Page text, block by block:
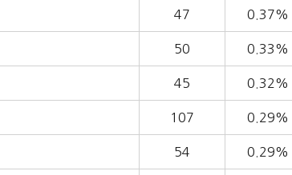
47 0.37%
50 0.33%
45 0.32%
107 0.29%
54 0.29%